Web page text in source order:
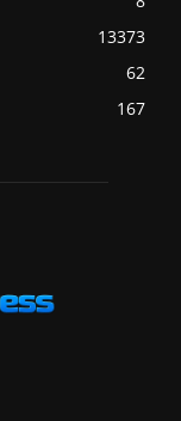
13373
62
167